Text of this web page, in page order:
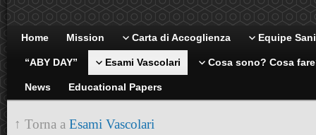
Home Mission Carta di Accoglienza Equipe
“ABY DAY” Esami Vascolari Cosa sono? Cosa
News Educational Papers
↑ Torna a Esami Vascolari